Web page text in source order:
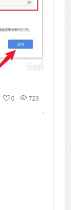
723
0